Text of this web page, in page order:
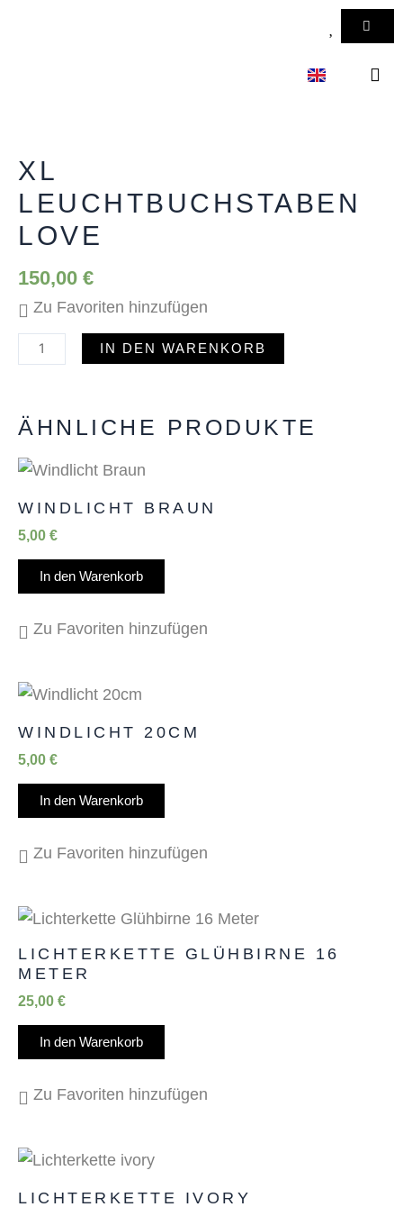
XL
LEUCHTBUCHSTABEN
LOVE
150,00 €
Zu Favoriten hinzufügen
LOVE
Menge
IN DEN WARENKORB
ÄHNLICHE PRODUKTE
WINDLICHT BRAUN
5,00 €
In den Warenkorb
Zu Favoriten hinzufügen
WINDLICHT 20CM
5,00 €
In den Warenkorb
Zu Favoriten hinzufügen
LICHTERKETTE GLÜHBIRNE 16
METER
25,00 €
In den Warenkorb
Zu Favoriten hinzufügen
LICHTERKETTE IVORY